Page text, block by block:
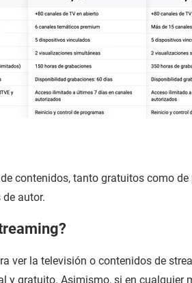
contenidos, tanto gratuitos como de
autor.
la televisión o contenidos de
gratuito. Asimismo, si en cualquier